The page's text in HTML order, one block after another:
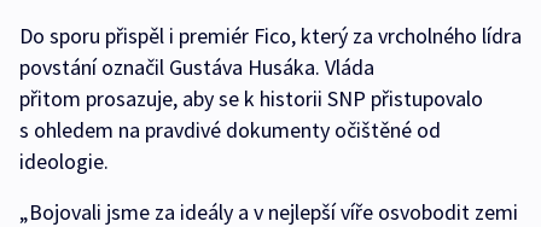
Do sporu přispěl i premiér Fico, který za vrcholného lídra
povstání označil Gustáva Husáka. Vláda
přitom prosazuje, aby se k historii SNP přistupovalo
s ohledem na pravdivé dokumenty očištěné od
ideologie.
„Bojovali jsme za ideály a v nejlepší víře osvobodit zemi